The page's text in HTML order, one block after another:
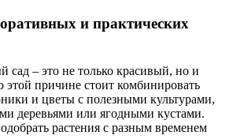
и практических
сад – это не только красивый, но и
причине стоит комбинировать
и цветы с полезными культурами,
деревьями или ягодными кустами.
растения с разным временем